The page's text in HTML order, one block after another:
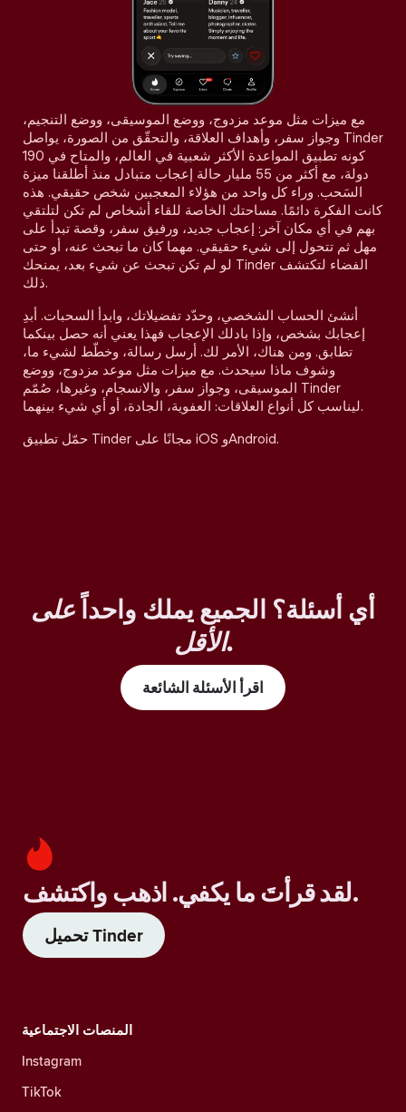
مع ميزات مثل موعد مزدوج، ووضع الموسيقى، ووضع التنجيم،
وجواز سفر، وأهداف العلاقة، والتحقّق من الصورة، يواصل Tinder
كونه تطبيق المواعدة الأكثر شعبية في العالم، والمتاح في 190
دولة، مع أكثر من 55 مليار حالة إعجاب متبادل منذ أطلقنا ميزة
السَحب. وراء كل واحد من هؤلاء المعجبين شخص حقيقي. هذه
كانت الفكرة دائمًا. مساحتك الخاصة للقاء أشخاص لم تكن لتلتقي
بهم في أي مكان آخر: إعجاب جديد، ورفيق سفر، وقصة تبدأ على
مهل ثم تتحول إلى شيء حقيقي. مهما كان ما تبحث عنه، أو حتى
لو لم تكن تبحث عن شيء بعد، يمنحك Tinder الفضاء لتكتشف
ذلك.
أنشئ الحساب الشخصي، وحدّد تفضيلاتك، وابدأ السحبات. أبدِ
إعجابك بشخص، وإذا بادلك الإعجاب فهذا يعني أنه حصل بينكما
تطابق. ومن هناك، الأمر لك. أرسل رسالة، وخطّط لشيء ما،
وشوف ماذا سيحدث. مع ميزات مثل موعد مزدوج، ووضع
الموسيقى، وجواز سفر، والانسجام، وغيرها، صُمّم Tinder
ليناسب كل أنواع العلاقات: العفوية، الجادة، أو أي شيء بينهما.
حمّل تطبيق Tinder مجانًا على iOS وAndroid.
أي أسئلة؟ الجميع يملك واحداً على
الأقل.
اقرأ الأسئلة الشائعة
لقد قرأتَ ما يكفي. اذهب واكتشف.
تحميل Tinder
المنصات الاجتماعية
Instagram
TikTok